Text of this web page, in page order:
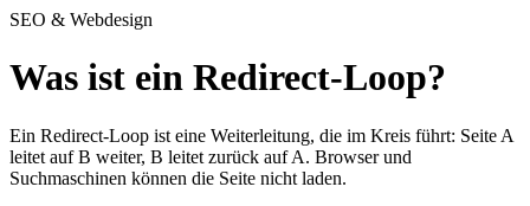
SEO & Webdesign
Was ist ein Redirect-Loop?
Ein Redirect-Loop ist eine Weiterleitung, die im Kreis führt: Seite A
leitet auf B weiter, B leitet zurück auf A. Browser und
Suchmaschinen können die Seite nicht laden.